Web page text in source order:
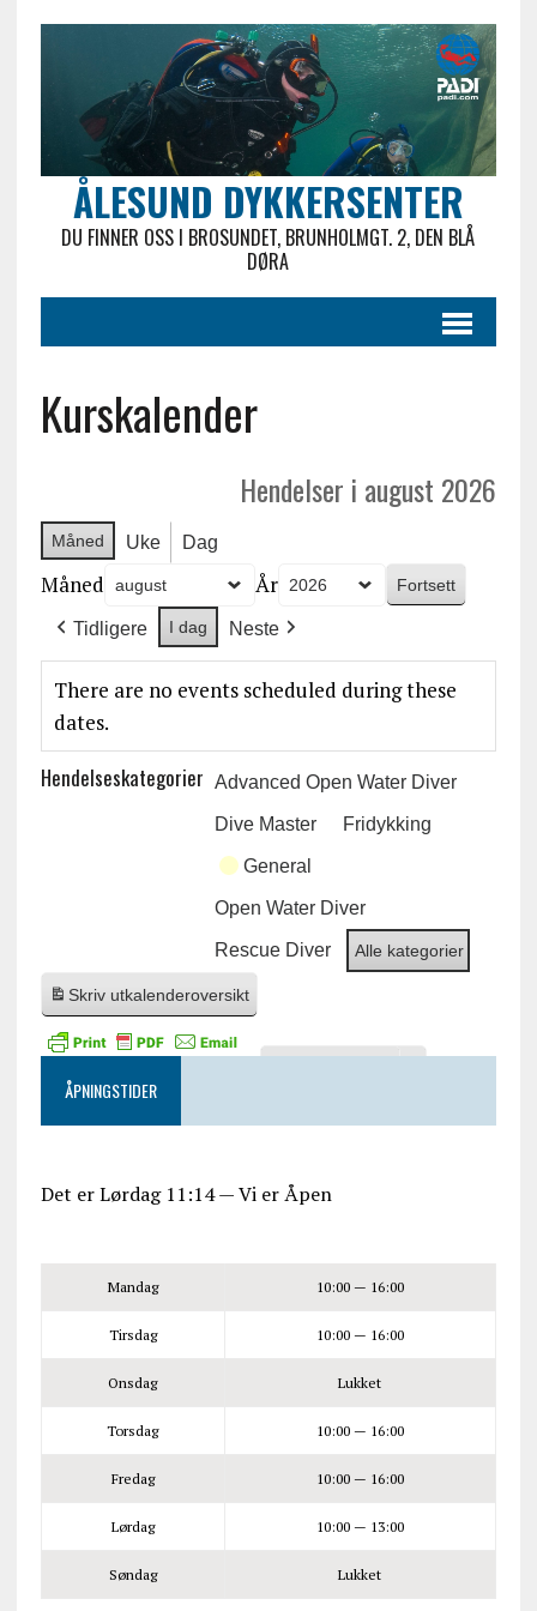
ÅLESUND DYKKERSENTER
DU FINNER OSS I BROSUNDET, BRUNHOLMGT. 2, DEN BLÅ
DØRA
Kurskalender
Hendelser i august 2026
Måned Uke Dag
Måned År
Tidligere I dag Neste
There are no events scheduled during these
dates.
Hendelseskategorier Advanced Open Water Diver
Dive Master Fridykking
General
Open Water Diver
Rescue Diver Alle kategorier
Skriv utkalenderoversikt
ÅPNINGSTIDER
Det erLørdag11:14—Vi er Åpen
Mandag 10:00 — 16:00
Tirsdag 10:00 — 16:00
Onsdag Lukket
Torsdag 10:00 — 16:00
Fredag 10:00 — 16:00
Lørdag 10:00 — 13:00
Søndag Lukket